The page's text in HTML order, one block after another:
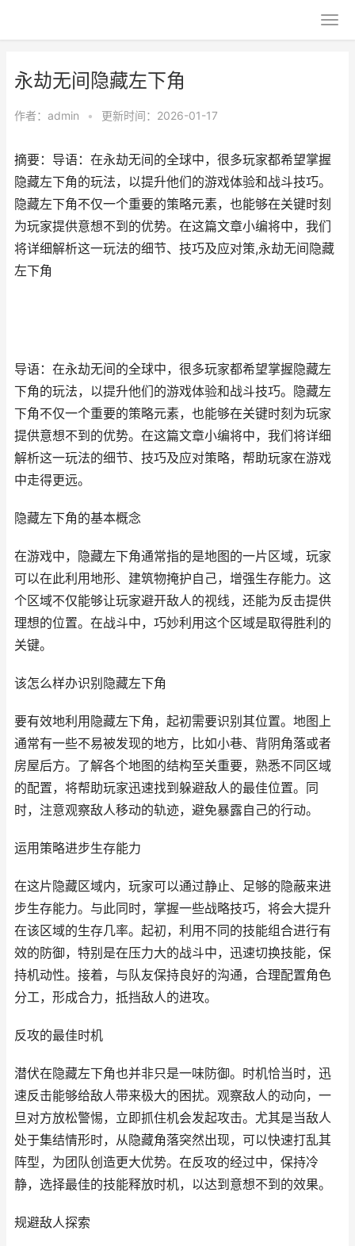
永劫无间隐藏左下角
作者： admin • 更新时间：2026-01-17
摘要：导语：在永劫无间的全球中，很多玩家都希望掌握
隐藏左下角的玩法，以提升他们的游戏体验和战斗技巧。
隐藏左下角不仅一个重要的策略元素，也能够在关键时刻
为玩家提供意想不到的优势。在这篇文章小编将中，我们
将详细解析这一玩法的细节、技巧及应对策,永劫无间隐藏
左下角
导语：在永劫无间的全球中，很多玩家都希望掌握隐藏左
下角的玩法，以提升他们的游戏体验和战斗技巧。隐藏左
下角不仅一个重要的策略元素，也能够在关键时刻为玩家
提供意想不到的优势。在这篇文章小编将中，我们将详细
解析这一玩法的细节、技巧及应对策略，帮助玩家在游戏
中走得更远。
隐藏左下角的基本概念
在游戏中，隐藏左下角通常指的是地图的一片区域，玩家
可以在此利用地形、建筑物掩护自己，增强生存能力。这
个区域不仅能够让玩家避开敌人的视线，还能为反击提供
理想的位置。在战斗中，巧妙利用这个区域是取得胜利的
关键。
该怎么样办识别隐藏左下角
要有效地利用隐藏左下角，起初需要识别其位置。地图上
通常有一些不易被发现的地方，比如小巷、背阴角落或者
房屋后方。了解各个地图的结构至关重要，熟悉不同区域
的配置，将帮助玩家迅速找到躲避敌人的最佳位置。同
时，注意观察敌人移动的轨迹，避免暴露自己的行动。
运用策略进步生存能力
在这片隐藏区域内，玩家可以通过静止、足够的隐蔽来进
步生存能力。与此同时，掌握一些战略技巧，将会大提升
在该区域的生存几率。起初，利用不同的技能组合进行有
效的防御，特别是在压力大的战斗中，迅速切换技能，保
持机动性。接着，与队友保持良好的沟通，合理配置角色
分工，形成合力，抵挡敌人的进攻。
反攻的最佳时机
潜伏在隐藏左下角也并非只是一味防御。时机恰当时，迅
速反击能够给敌人带来极大的困扰。观察敌人的动向，一
旦对方放松警惕，立即抓住机会发起攻击。尤其是当敌人
处于集结情形时，从隐藏角落突然出现，可以快速打乱其
阵型，为团队创造更大优势。在反攻的经过中，保持冷
静，选择最佳的技能释放时机，以达到意想不到的效果。
规避敌人探索